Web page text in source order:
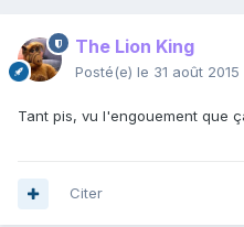
The Lion King
Posté(e) le 31 août 2015
Tant pis, vu l'engouement que
Citer